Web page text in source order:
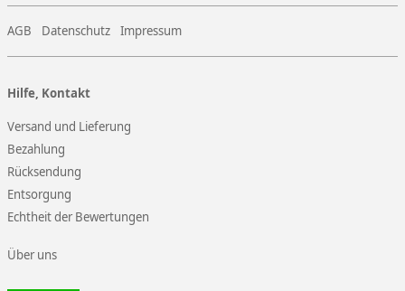
AGB Datenschutz Impressum
Hilfe, Kontakt
Versand und Lieferung
Bezahlung
Rücksendung
Entsorgung
Echtheit der Bewertungen
Über uns